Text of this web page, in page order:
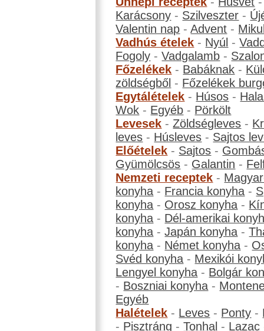
Karácsony - Szilveszter -
Valentin nap -Advent -
Vadhús ételek - Nyúl -
Fogoly -Vadgalamb -
Főzelékek - Babáknak -
zöldségből - Főzelékek
Egytálételek - Húsos -
Wok - Egyéb - Pörkölt
Levesek -Zöldségleves -
leves - Húsleves - Sajtos
Előételek - Sajtos -
Gyümölcsös - Galantin -
Nemzeti receptek -
konyha - Francia konyha -
konyha - Orosz konyha -
konyha - Dél-amerikai
konyha -Japán konyha -
konyha - Német konyha -
Svéd konyha - Mexikói
Lengyel konyha - Bolgár
- Boszniai konyha -
Egyéb
Halételek - Leves - Ponty -
- Pisztráng -Tonhal - Lazac